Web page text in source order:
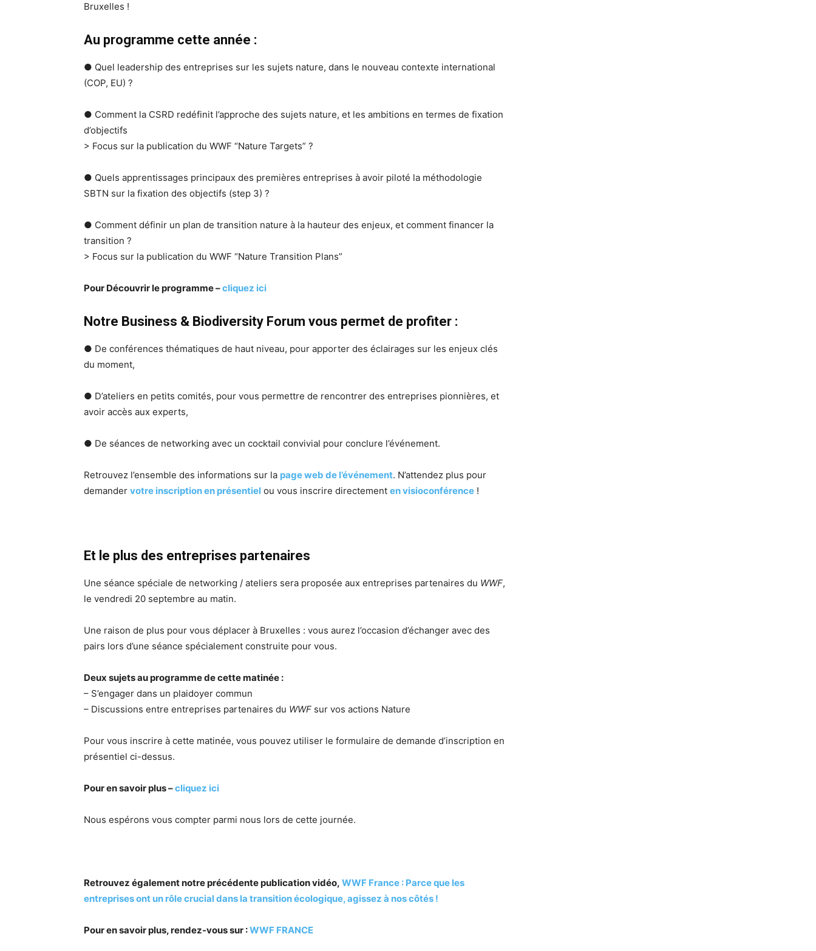
Bruxelles !
Au programme cette année :
● Quel leadership des entreprises sur les sujets nature, dans le nouveau contexte international
(COP, EU) ?
● Comment la CSRD redéfinit l’approche des sujets nature, et les ambitions en termes de fixation
d’objectifs
> Focus sur la publication du WWF “Nature Targets” ?
● Quels apprentissages principaux des premières entreprises à avoir piloté la méthodologie
SBTN sur la fixation des objectifs (step 3) ?
● Comment définir un plan de transition nature à la hauteur des enjeux, et comment financer la
transition ?
> Focus sur la publication du WWF “Nature Transition Plans”
Pour Découvrir le programme –cliquez ici
Notre Business & Biodiversity Forum vous permet de profiter :
● De conférences thématiques de haut niveau, pour apporter des éclairages sur les enjeux clés
du moment,
● D’ateliers en petits comités, pour vous permettre de rencontrer des entreprises pionnières, et
avoir accès aux experts,
● De séances de networking avec un cocktail convivial pour conclure l’événement.
Retrouvez l’ensemble des informations sur la page web de l’événement. N’attendez plus pour
demander votre inscription en présentiel ou vous inscrire directement en visioconférence !
Et le plus des entreprises partenaires
Une séance spéciale de networking / ateliers sera proposée aux entreprises partenaires du WWF,
le vendredi 20 septembre au matin.
Une raison de plus pour vous déplacer à Bruxelles : vous aurez l’occasion d’échanger avec des
pairs lors d’une séance spécialement construite pour vous.
Deux sujets au programme de cette matinée :
– S’engager dans un plaidoyer commun
– Discussions entre entreprises partenaires du WWF sur vos actions Nature
Pour vous inscrire à cette matinée, vous pouvez utiliser le formulaire de demande d’inscription en
présentiel ci-dessus.
Pour en savoir plus –cliquez ici
Nous espérons vous compter parmi nous lors de cette journée.
Retrouvez également notre précédente publication vidéo, WWF France : Parce que les
entreprises ont un rôle crucial dans la transition écologique, agissez à nos côtés !
Pour en savoir plus, rendez-vous sur :WWF FRANCE